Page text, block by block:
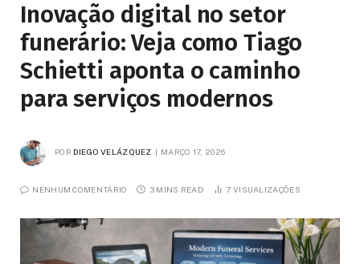
Inovação digital no setor
funerário: Veja como Tiago
Schietti aponta o caminho
para serviços modernos
POR DIEGO VELÁZQUEZ MARÇO 17, 2026
NENHUM COMENTÁRIO 3 MINS READ 7 VISUALIZAÇÕES